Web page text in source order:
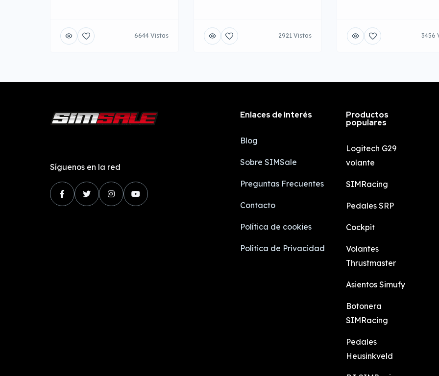
6644 Vistas 2921 Vistas 3456
Síguenos en la red
Enlaces de interés
Blog
Sobre SIMSale
Preguntas Frecuentes
Contacto
Política de cookies
Política de Privacidad
Productos
populares
Logitech G29
volante
SIMRacing
Pedales SRP
Cockpit
Volantes
Thrustmaster
Asientos Simufy
Botonera
SIMRacing
Pedales
Heusinkveld